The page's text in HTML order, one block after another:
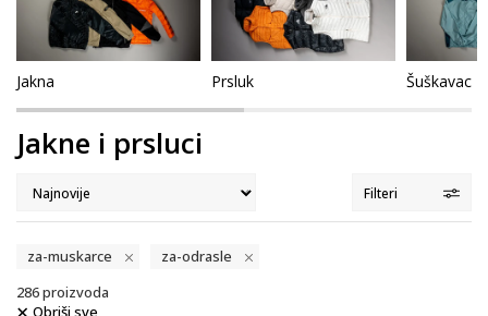
Jakna Prsluk Šuškavac
Jakne i prsluci
Filteri
za-muskarce
za-odrasle
286proizvoda
Obriši sve